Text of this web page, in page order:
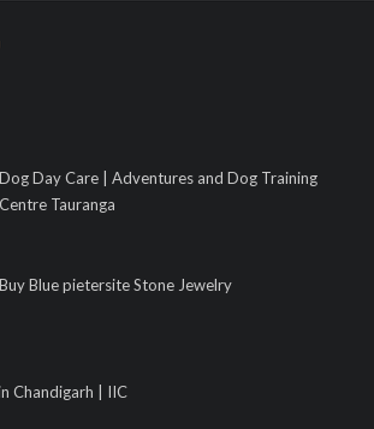
Dog Day Care | Adventures and Dog Training
Centre Tauranga
Buy Blue pietersite Stone Jewelry
Chandigarh | IIC